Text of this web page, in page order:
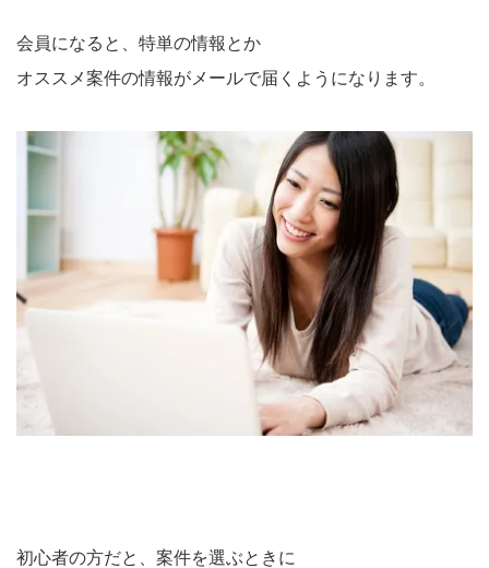
会員になると、特単の情報とか
オススメ案件の情報がメールで届くようになります。
初心者の方だと、案件を選ぶときに